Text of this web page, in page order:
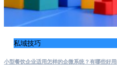
私域技巧
小型餐饮企业适用怎样的企微系统？有哪些好